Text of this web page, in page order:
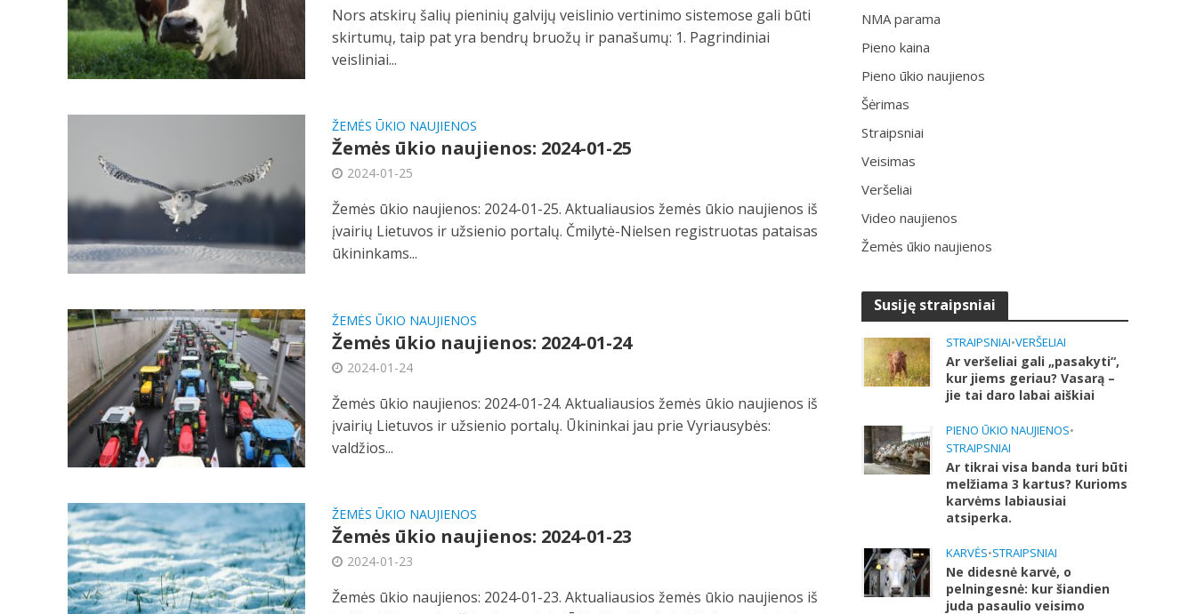
Nors atskirų šalių pieninių galvijų veislinio vertinimo sistemose gali būti
skirtumų, taip pat yra bendrų bruožų ir panašumų: 1. Pagrindiniai
veisliniai...
ŽEMĖS ŪKIO NAUJIENOS
Žemės ūkio naujienos: 2024-01-25
2024-01-25
Žemės ūkio naujienos: 2024-01-25. Aktualiausios žemės ūkio naujienos iš
įvairių Lietuvos ir užsienio portalų. Čmilytė-Nielsen registruotas pataisas
ūkininkams...
ŽEMĖS ŪKIO NAUJIENOS
Žemės ūkio naujienos: 2024-01-24
2024-01-24
Žemės ūkio naujienos: 2024-01-24. Aktualiausios žemės ūkio naujienos iš
įvairių Lietuvos ir užsienio portalų. Ūkininkai jau prie Vyriausybės:
valdžios...
ŽEMĖS ŪKIO NAUJIENOS
Žemės ūkio naujienos: 2024-01-23
2024-01-23
Žemės ūkio naujienos: 2024-01-23. Aktualiausios žemės ūkio naujienos iš
NMA parama
Pieno kaina
Pieno ūkio naujienos
Šėrimas
Straipsniai
Veisimas
Veršeliai
Video naujienos
Žemės ūkio naujienos
Susiję straipsniai
STRAIPSNIAI•VERŠELIAI
Ar veršeliai gali „pasakyti“,
kur jiems geriau? Vasarą –
jie tai daro labai aiškiai
PIENO ŪKIO NAUJIENOS•
STRAIPSNIAI
Ar tikrai visa banda turi būti
melžiama 3 kartus? Kurioms
karvėms labiausiai
atsiperka.
KARVĖS•STRAIPSNIAI
Ne didesnė karvė, o
pelningesnė: kur šiandien
juda pasaulio veisimo